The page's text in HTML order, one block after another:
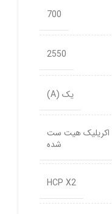
700
2550
یک (A)
100% اکریلیک هیت ست
شده
HCP X2